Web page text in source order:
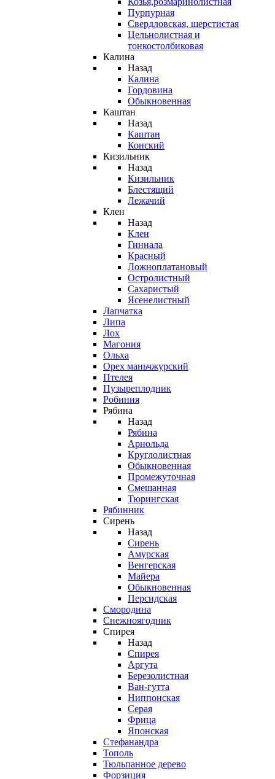
Пурпурная
Свердловская, шерстистая
Цельнолистная и
тонкостолбиковая
Калина
Назад
Калина
Гордовина
Обыкновенная
Каштан
Назад
Каштан
Конский
Кизильник
Назад
Кизильник
Блестящий
Лежачий
Клен
Назад
Клен
Гиннала
Красный
Ложноплатановый
Остролистный
Сахаристый
Ясенелистный
Лапчатка
Липа
Лох
Магония
Ольха
Орех маньчжурский
Птелея
Пузыреплодник
Робиния
Рябина
Назад
Рябина
Арнольда
Круглолистная
Обыкновенная
Промежуточная
Смешанная
Тюрингская
Рябинник
Сирень
Назад
Сирень
Амурская
Венгерская
Майера
Обыкновенная
Персидская
Смородина
Снежноягодник
Спирея
Назад
Спирея
Аргута
Березолистная
Ван-гутта
Ниппонская
Серая
Фрица
Японская
Стефанандра
Тополь
Тюльпанное дерево
Форзиция